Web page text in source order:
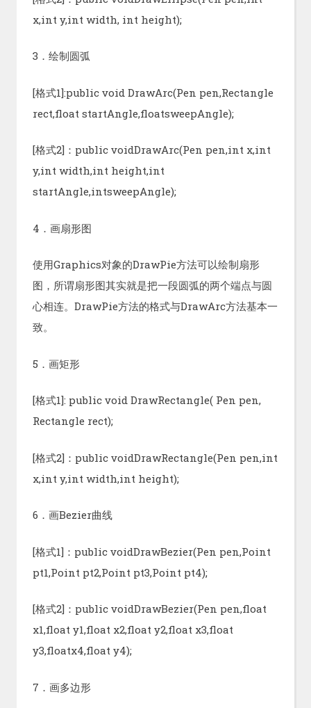
x,int y,int width, int height);
3．绘制圆弧
[格式1]:public void DrawArc(Pen pen,Rectangle
rect,float startAngle,floatsweepAngle);
[格式2]：public voidDrawArc(Pen pen,int x,int
y,int width,int height,int
startAngle,intsweepAngle);
4．画扇形图
使用Graphics对象的DrawPie方法可以绘制扇形
图，所谓扇形图其实就是把一段圆弧的两个端点与圆
心相连。DrawPie方法的格式与DrawArc方法基本一
致。
5．画矩形
[格式1]: public void DrawRectangle( Pen pen,
Rectangle rect);
[格式2]：public voidDrawRectangle(Pen pen,int
x,int y,int width,int height);
6．画Bezier曲线
[格式1]：public voidDrawBezier(Pen pen,Point
pt1,Point pt2,Point pt3,Point pt4);
[格式2]：public voidDrawBezier(Pen pen,float
x1,float y1,float x2,float y2,float x3,float
y3,floatx4,float y4);
7．画多边形